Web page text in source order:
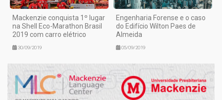
Mackenzie conquista 1º lugar
na Shell Eco-Marathon Brasil
2019 com carro elétrico
30/09/2019
Engenharia Forense e o caso
do Edifício Wilton Paes de
Almeida
05/09/2019